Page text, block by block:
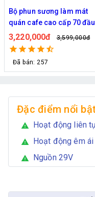
Bộ phun sương 50 đầu
- Bơm Hawin HP 2106 lọc
rác 50M dây
2,700,000đ 2,999,000đ
Đặc điểm nổi
warning Hoạt động liên
warning Hoạt động êm ái
warning Nguồn 29V